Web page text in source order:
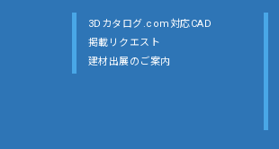
3Dカタログ.com対応CAD
掲載リクエスト
建材出展のご案内